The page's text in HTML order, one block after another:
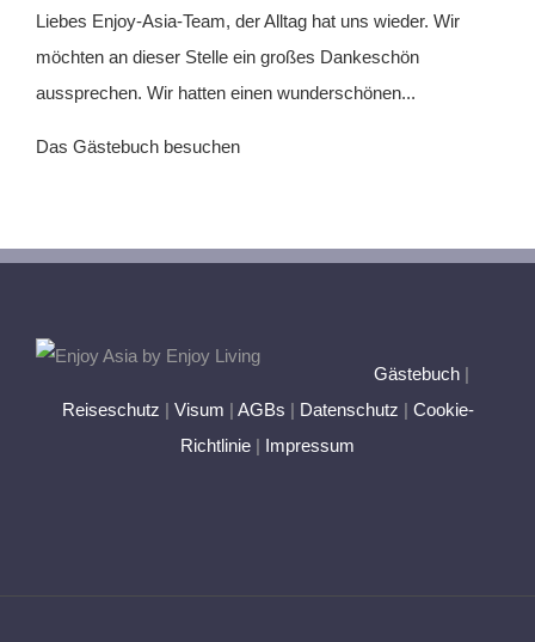
Liebes Enjoy-Asia-Team, der Alltag hat uns wieder. Wir
möchten an dieser Stelle ein großes Dankeschön
aussprechen. Wir hatten einen wunderschönen...
Das Gästebuch besuchen
Gästebuch |
Reiseschutz | Visum | AGBs | Datenschutz | Cookie-
Richtlinie | Impressum